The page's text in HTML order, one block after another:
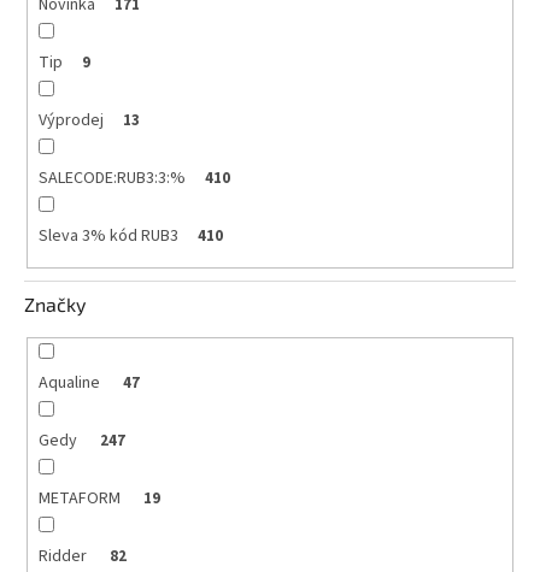
Novinka 171
Tip 9
Výprodej 13
SALECODE:RUB3:3:% 410
Sleva 3% kód RUB3 410
Značky
Aqualine 47
Gedy 247
METAFORM 19
Ridder 82